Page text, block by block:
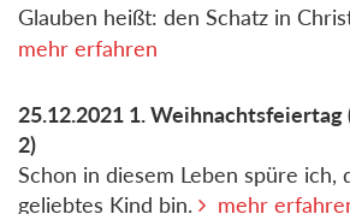
Glauben heißt: den Schatz in
mehr erfahren
25.12.2021 1. Weihnachtsfeiertag
2)
Schon in diesem Leben spüre ich,
geliebtes Kind bin.
mehr